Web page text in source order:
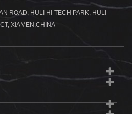
ROAD, HULI HI-TECH PARK, HULI
XIAMEN,CHINA